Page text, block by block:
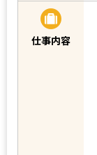
仕事内容